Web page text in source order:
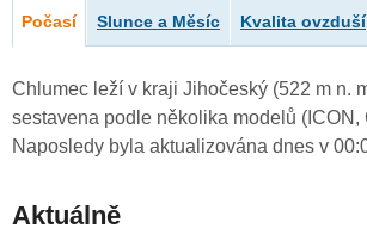
Počasí Slunce a Měsíc Kvalita ovzduší
Chlumec leží v kraji Jihočeský (522 m n.
sestavena podle několika modelů (ICON,
Naposledy byla aktualizována dnes v
Aktuálně